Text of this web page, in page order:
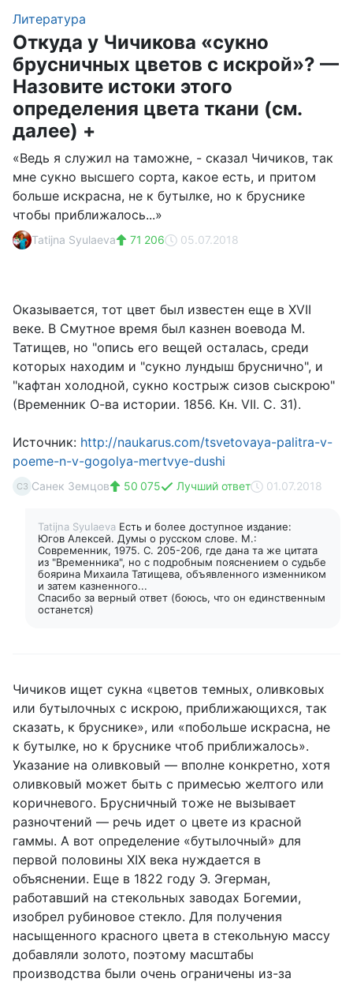
Литература
Откуда у Чичикова «сукно
брусничных цветов с искрой»? —
Назовите истоки этого
определения цвета ткани (см.
далее) +
«Ведь я служил на таможне, - сказал Чичиков, так
мне сукно высшего сорта, какое есть, и притом
больше искрасна, не к бутылке, но к бруснике
чтобы приближалось...»
Tatijna Syulaeva 71 206 05.07.2018
Оказывается, тот цвет был известен еще в XVII
веке. В Смутное время был казнен воевода М.
Татищев, но "опись его вещей осталась, среди
которых находим и "сукно лундыш бруснично", и
"кафтан холодной, сукно кострыж сизов сыскрою"
(Временник О-ва истории. 1856. Кн. VII. С. 31).
Источник: http://naukarus.com/tsvetovaya-palitra-v-
poeme-n-v-gogolya-mertvye-dushi
СЗ Санек Земцов 50 075 Лучший ответ 01.07.2018
Tatijna Syulaeva Есть и более доступное издание:
Югов Алексей. Думы о русском слове. М.:
Современник, 1975. С. 205-206, где дана та же цитата
из "Временника", но с подробным пояснением о судьбе
боярина Михаила Татищева, объявленного изменником
и затем казненного...
Спасибо за верный ответ (боюсь, что он единственным
останется)
Чичиков ищет сукна «цветов темных, оливковых
или бутылочных с искрою, приближающихся, так
сказать, к бруснике», или «побольше искрасна, не
к бутылке, но к бруснике чтоб приближалось».
Указание на оливковый — вполне конкретно, хотя
оливковый может быть с примесью желтого или
коричневого. Брусничный тоже не вызывает
разночтений — речь идет о цвете из красной
гаммы. А вот определение «бутылочный» для
первой половины XIX века нуждается в
объяснении. Еще в 1822 году Э. Эгерман,
работавший на стекольных заводах Богемии,
изобрел рубиновое стекло. Для получения
насыщенного красного цвета в стекольную массу
добавляли золото, поэтому масштабы
производства были очень ограничены из-за